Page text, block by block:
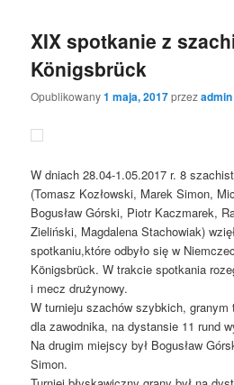
XIX spotkanie z
Königsbrück
Opublikowany1 maja, 2017przezadmin
W dniach 28.04-1.05.2017 r. 8
(Tomasz Kozłowski, Marek Simon,
Bogusław Górski, Piotr Kaczmarek,
Zieliński, Magdalena Stachowiak)
spotkaniu,które odbyło się w
Königsbrück. W trakcie spotkania
i mecz drużynowy.
W turnieju szachów szybkich, granym
dla zawodnika, na dystansie 11 rund
Nadrugim miejscy był Bogusław
Simon.